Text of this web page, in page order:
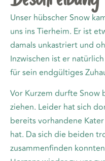
Unser hübscher Snow
uns ins Tierheim. Er ist
damals unkastriert und
Inzwischen ist er
für sein endgültiges
Vor Kurzem durfte Snow
ziehen. Leider hat sich
bereits vorhandene
hat. Da sich die beiden
zusammenfinden